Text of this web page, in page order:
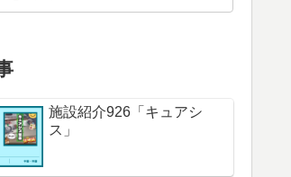
施設紹介926「キュアシ
ス」